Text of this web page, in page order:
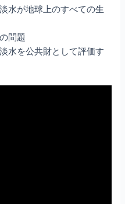
水が地球上のすべての生
問題
水を公共財として評価す